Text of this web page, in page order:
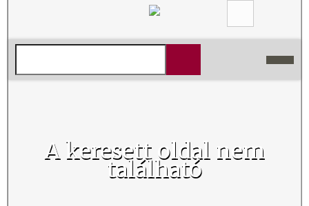
A keresett oldal nem
található